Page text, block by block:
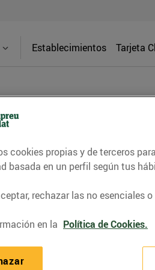
Establecimientos Tarjeta
los supermercados
cookies propias y de terceros
basada en un perfil según tus
rechazar las no esenciales
en la Política de Cookies.